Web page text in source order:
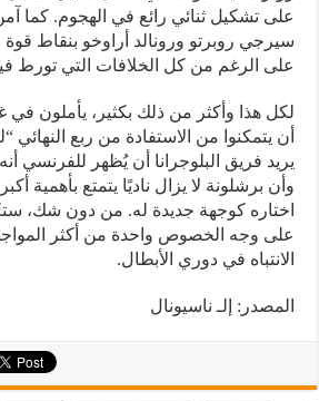
على تشكيل ثنائي رائع في الهجوم. كما
سيرجي روبرتو ورونالد أراوخو بنقاط
على الرغم من كل الخلافات التي تورط
لكل هذا وأكثر من ذلك بكثير، يأملون في
أن يتمكنوا من الاستفادة من ربع النهائي
يريد فريق البلوجرانا أن يُظهر للفرنسي
وأن برشلونة لا يزال ناديًا يتمتع بأهمية
اختاره كوجهة جديدة له. من دون شك،
على وجه الخصوص واحدة من أكثر
الانتباه في دوري الأبطال.
المصدر: إلـ ناسيونال